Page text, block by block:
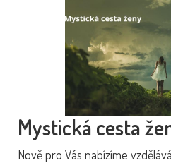
Mystická cesta
Nově pro Vás nabízíme